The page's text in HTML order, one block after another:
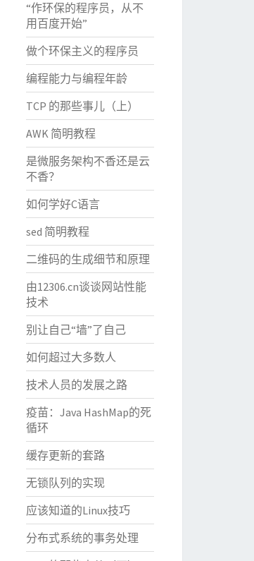
“作环保的程序员，从不
用百度开始”
做个环保主义的程序员
编程能力与编程年龄
TCP 的那些事儿（上）
AWK 简明教程
是微服务架构不香还是云
不香？
如何学好C语言
sed 简明教程
二维码的生成细节和原理
由12306.cn谈谈网站性能
技术
别让自己“墙”了自己
如何超过大多数人
技术人员的发展之路
疫苗：Java HashMap的死
循环
缓存更新的套路
无锁队列的实现
应该知道的Linux技巧
分布式系统的事务处理